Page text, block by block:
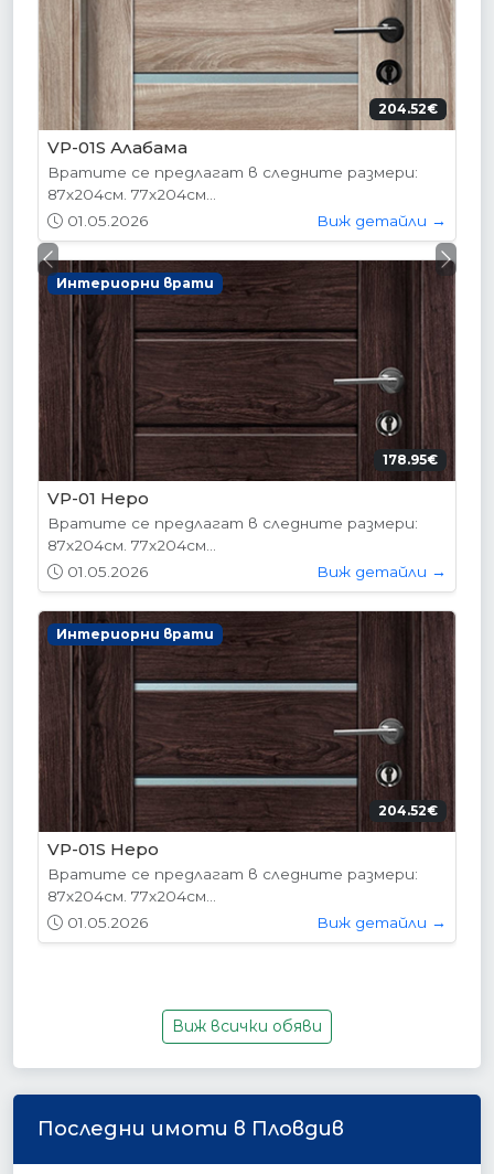
204.52€
VP-01S Алабама
Вратите се предлагат в следните размери:
87х204см. 77х204см...
01.05.2026
Виж детайли →
Интериорни врати
178.95€
VP-01 Hepo
Вратите се предлагат в следните размери:
87х204см. 77х204см...
01.05.2026
Виж детайли →
Интериорни врати
204.52€
VP-01S Hepo
Вратите се предлагат в следните размери:
87х204см. 77х204см...
01.05.2026
Виж детайли →
Previous Next
Виж всички обяви
Последни имоти в Пловдив